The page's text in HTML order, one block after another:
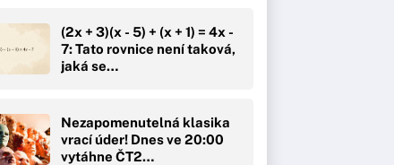
(2x + 3)(x - 5) + (x + 1) = 4x -
7: Tato rovnice není taková,
jaká se…
Nezapomenutelná klasika
vrací úder! Dnes ve 20:00
vytáhne ČT2…